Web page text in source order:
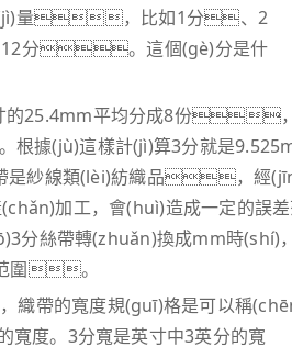
計(jì)量，比如1分、2
。這個(gè)分是什
的25.4mm平均分成8份
據(jù)這樣計(jì)算3分就是
是紗線類(lèi)紡織品，經
加工，會(huì)造成一定的誤
絲帶轉(zhuǎn)換成mm時(shí)，
圍。
帶的寬度規(guī)格是可以稱
度。3分寬是英寸中3英分的寬